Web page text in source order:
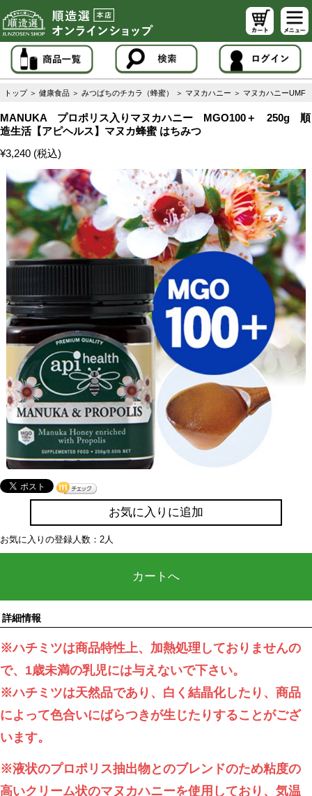
トップ ＞ 健康食品 ＞ みつばちのチカラ（蜂蜜） ＞ マヌカハニー ＞ マヌカハニーUMF
MANUKA プロポリス入りマヌカハニー MGO100＋ 250g 順
造生活【アピヘルス】マヌカ蜂蜜 はちみつ
¥3,240 (税込)
お気に入りに追加
お気に入りの登録人数：2人
カートへ
詳細情報
※ハチミツは商品特性上、加熱処理しておりませんの
で、1歳未満の乳児には与えないで下さい。
※ハチミツは天然品であり、白く結晶化したり、商品
によって色合いにばらつきが生じたりすることがござ
います。
※液状のプロポリス抽出物とのブレンドのため粘度の
高いクリーム状のマヌカハニーを使用しており、気温